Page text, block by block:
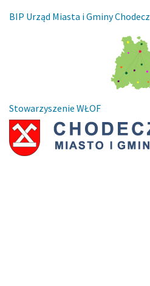
BIP Urząd Miasta i Gminy Chodecz
Stowarzyszenie WŁOF